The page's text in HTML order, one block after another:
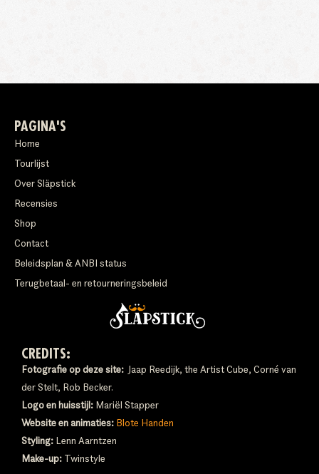
PAGINA'S
Home
Tourlijst
Over Släpstick
Recensies
Shop
Contact
Beleidsplan & ANBI status
Terugbetaal- en retourneringsbeleid
CREDITS:
Fotografie op deze site: Jaap Reedijk, the Artist Cube, Corné van
der Stelt, Rob Becker.
Logo en huisstijl: Mariël Stapper
Website en animaties: Blote Handen
Styling: Lenn Aarntzen
Make-up: Twinstyle